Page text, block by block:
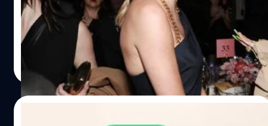
การใช้ชีวิตของผู้คนบนโลกได้ ภัยคุกคามจากการสะสมของ
เศษซากในอวกาศ ปัจจุบันมีดาวเทียมมากกว่า 10,000 ดวงที่
โคจรรอบโลกในวงโคจรระดับต่ำ ซึ่งเกี่ยวข้องกับการให้บริการ
อินเทอร์เน็ต การนำทาง และการสื่อสาร อย่างไรก็ตาม แม้
ท้องฟ้าที่เรามองเห็นว่าช่างแสนกว้างใหญ่นั้นอาจกำลังถูกถม
ด้วยการเพิ่มดาวเทียมเข้าไปในวงโคจรอีกมหาศาล จากธุรกิจ
ที่เติบโตขึ้น โดยเฉพาะกลุ่มดาวเทียมอินเทอร์เน็ตจำนวน
เวอร์ชัน หวังโกยกำไรแต่ทำลายสิ่งแวดล้อม เจ้าตัวโต้ไม่ได้เจา
จงใครเป็นพิเศษ (รวมทั้ง Taylor Swift ด้วย)
ประภาส อยู่เย็น| 857 days ago